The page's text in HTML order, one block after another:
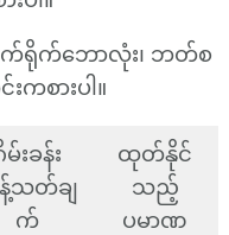
က်ရိုက်ဘောလုံး၊ ဘတ်စ
စားပါ။
မ်းခန်း
သတ်ချ
က်
ထုတ်နိုင်
သည့်
ပမာဏ